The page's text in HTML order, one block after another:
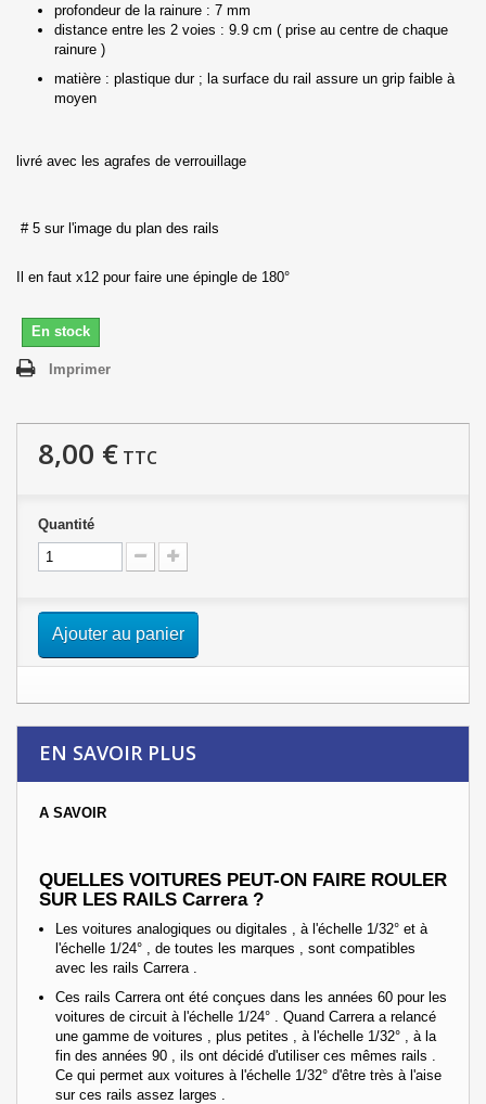
profondeur de la rainure : 7 mm
distance entre les 2 voies : 9.9 cm ( prise au centre de chaque
rainure )
matière : plastique dur ; la surface du rail assure un grip faible à
moyen
livré avec les agrafes de verrouillage
# 5 sur l'image du plan des rails
Il en faut x12 pour faire une épingle de 180°
En stock
Imprimer
8,00 € TTC
Quantité
Ajouter au panier
EN SAVOIR PLUS
A SAVOIR
QUELLES VOITURES PEUT-ON FAIRE ROULER
SUR LES RAILS Carrera ?
Les voitures analogiques ou digitales , à l'échelle 1/32° et à
l'échelle 1/24° , de toutes les marques , sont compatibles
avec les rails Carrera .
Ces rails Carrera ont été conçues dans les années 60 pour les
voitures de circuit à l'échelle 1/24° . Quand Carrera a relancé
une gamme de voitures , plus petites , à l'échelle 1/32° , à la
fin des années 90 , ils ont décidé d'utiliser ces mêmes rails .
Ce qui permet aux voitures à l'échelle 1/32° d'être très à l'aise
sur ces rails assez larges .